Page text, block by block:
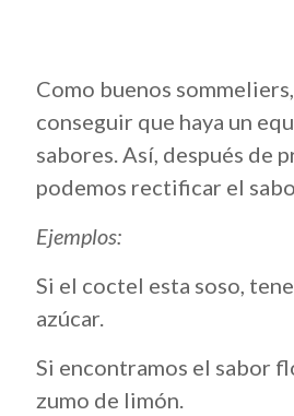
Como buenos
conseguir que haya un
sabores. Así, después de
podemos rectificar el
Ejemplos:
Si el coctel esta soso,
azúcar.
Si encontramos el sabor
zumo de limón.